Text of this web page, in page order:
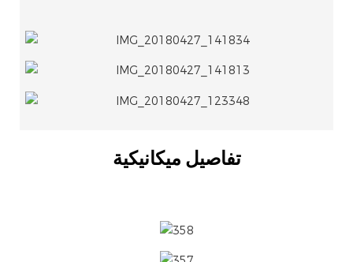
تفاصيل ميكانيكية